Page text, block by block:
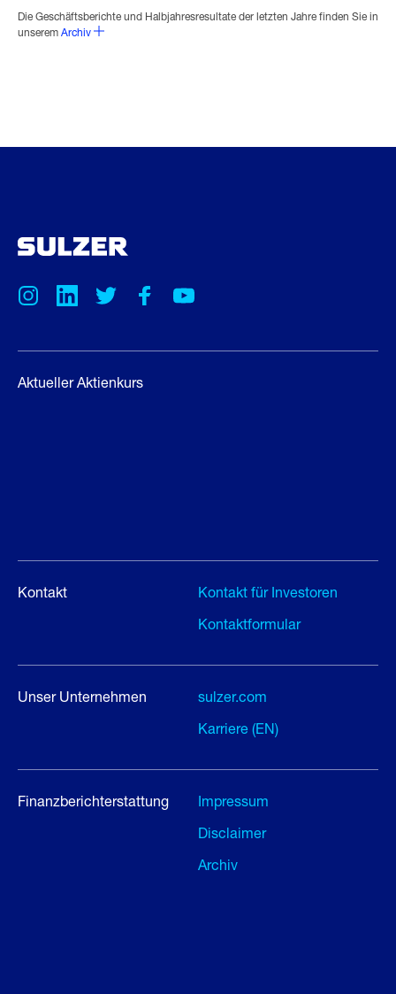
Die Geschäftsberichte und Halbjahresresultate der letzten Jahre finden Sie in
unserem Archiv
Aktueller Aktienkurs
Kontakt
Kontakt für Investoren
Kontaktformular
Unser Unternehmen
sulzer.com
Karriere (EN)
Finanzberichterstattung
Impressum
Disclaimer
Archiv